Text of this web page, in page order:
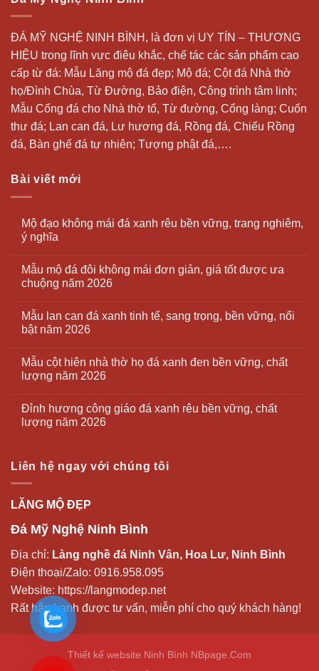
ĐÁ MỸ NGHỆ NINH BÌNH, là đơn vị UY TÍN – THƯƠNG
HIỆU trong lĩnh vực điêu khắc, chế tác các sản phẩm cao
cấp từ đá: Mẫu Lăng mộ đá đẹp; Mộ đá; Cột đá Nhà thờ
họ/Đình Chùa, Từ Đường, Bảo điện, Công trình tâm linh;
Mẫu Cổng đá cho Nhà thờ tổ, Từ đường, Cổng làng; Cuốn
thư đá; Lan can đá, Lư hương đá, Rồng đá, Chiếu Rồng
đá, Bàn ghế đá tự nhiên; Tượng phật đá,….
Bài viết mới
Mộ đạo không mái đá xanh rêu bền vững, trang nghiêm,
ý nghĩa
Mẫu mộ đá đôi không mái đơn giản, giá tốt được ưa
chuộng năm 2026
Mẫu lan can đá xanh tinh tế, sang trọng, bền vững, nổi
bật năm 2026
Mẫu cột hiên nhà thờ họ đá xanh đen bền vững, chất
lượng năm 2026
Đỉnh hương công giáo đá xanh rêu bền vững, chất
lượng năm 2026
Liên hệ ngay với chúng tôi
LĂNG MỘ ĐẸP
Đá Mỹ Nghệ Ninh Bình
Địa chỉ: Làng nghề đá Ninh Vân, Hoa Lư, Ninh Bình
Điện thoại/Zalo: 0916.958.095
Website: https://langmodep.net
Rất hân hạnh được tư vấn, miễn phí cho quý khách hàng!
Thiết kế website Ninh Bình NBpage.Com